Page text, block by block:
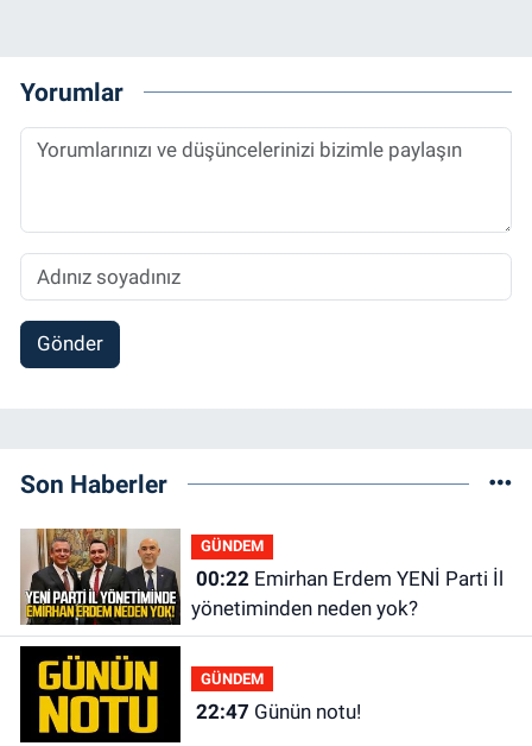
Yorumlar
Gönder
Son Haberler
GÜNDEM
00:22Emirhan Erdem YENİ Parti İl
yönetiminden neden yok?
GÜNDEM
22:47 Günün notu!